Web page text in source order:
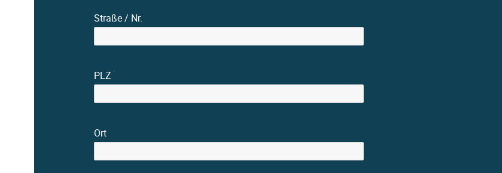
Straße / Nr.
PLZ
Ort